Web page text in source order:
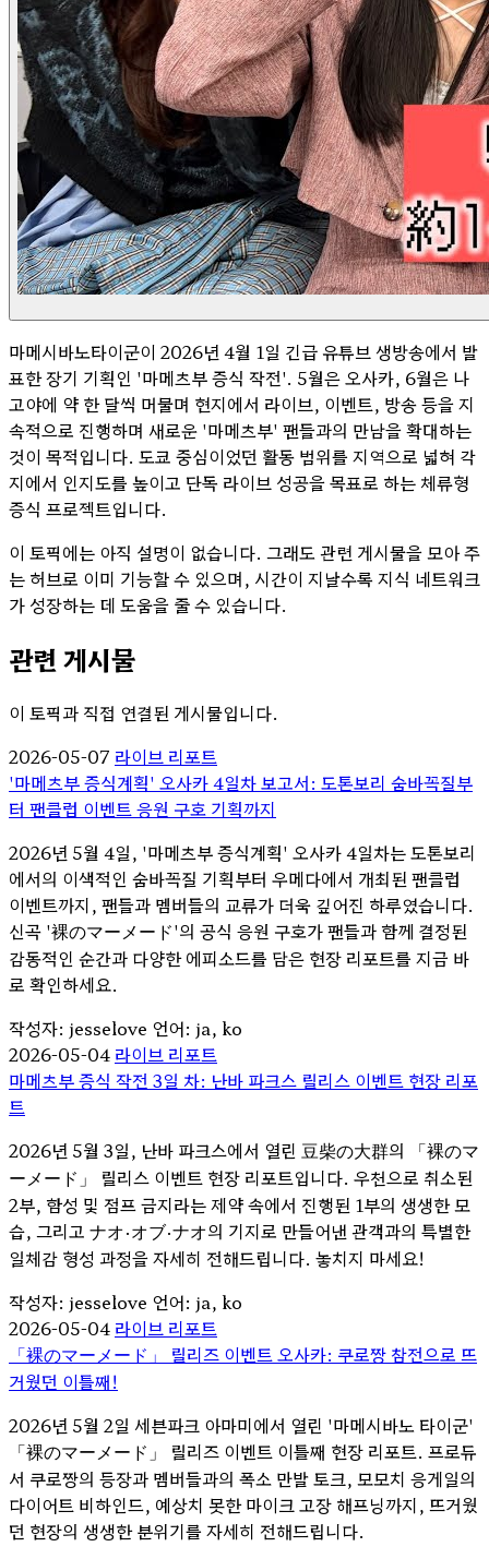
마메시바노타이군이 2026년 4월 1일 긴급 유튜브 생방송에서 발
표한 장기 기획인 '마메츠부 증식 작전'. 5월은 오사카, 6월은 나
고야에 약 한 달씩 머물며 현지에서 라이브, 이벤트, 방송 등을 지
속적으로 진행하며 새로운 '마메츠부' 팬들과의 만남을 확대하는
것이 목적입니다. 도쿄 중심이었던 활동 범위를 지역으로 넓혀 각
지에서 인지도를 높이고 단독 라이브 성공을 목표로 하는 체류형
증식 프로젝트입니다.
이 토픽에는 아직 설명이 없습니다. 그래도 관련 게시물을 모아 주
는 허브로 이미 기능할 수 있으며, 시간이 지날수록 지식 네트워크
가 성장하는 데 도움을 줄 수 있습니다.
관련 게시물
이 토픽과 직접 연결된 게시물입니다.
2026-05-07 라이브 리포트
'마메츠부 증식계획' 오사카 4일차 보고서: 도톤보리 숨바꼭질부
터 팬클럽 이벤트 응원 구호 기획까지
2026년 5월 4일, '마메츠부 증식계획' 오사카 4일차는 도톤보리
에서의 이색적인 숨바꼭질 기획부터 우메다에서 개최된 팬클럽
이벤트까지, 팬들과 멤버들의 교류가 더욱 깊어진 하루였습니다.
신곡 '裸のマーメード'의 공식 응원 구호가 팬들과 함께 결정된
감동적인 순간과 다양한 에피소드를 담은 현장 리포트를 지금 바
로 확인하세요.
작성자: jesselove 언어: ja, ko
2026-05-04 라이브 리포트
마메츠부 증식 작전 3일 차: 난바 파크스 릴리스 이벤트 현장 리포
트
2026년 5월 3일, 난바 파크스에서 열린 豆柴の大群의 「裸のマ
ーメード」 릴리스 이벤트 현장 리포트입니다. 우천으로 취소된
2부, 함성 및 점프 금지라는 제약 속에서 진행된 1부의 생생한 모
습, 그리고 ナオ・オブ・ナオ의 기지로 만들어낸 관객과의 특별한
일체감 형성 과정을 자세히 전해드립니다. 놓치지 마세요!
작성자: jesselove 언어: ja, ko
2026-05-04 라이브 리포트
「裸のマーメード」 릴리즈 이벤트 오사카: 쿠로짱 참전으로 뜨
거웠던 이틀째!
2026년 5월 2일 세븐파크 아마미에서 열린 '마메시바노 타이군'
「裸のマーメード」 릴리즈 이벤트 이틀째 현장 리포트. 프로듀
서 쿠로짱의 등장과 멤버들과의 폭소 만발 토크, 모모치 응게일의
다이어트 비하인드, 예상치 못한 마이크 고장 해프닝까지, 뜨거웠
던 현장의 생생한 분위기를 자세히 전해드립니다.